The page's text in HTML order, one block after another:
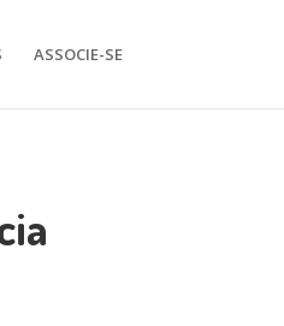
ASSOCIE-SE